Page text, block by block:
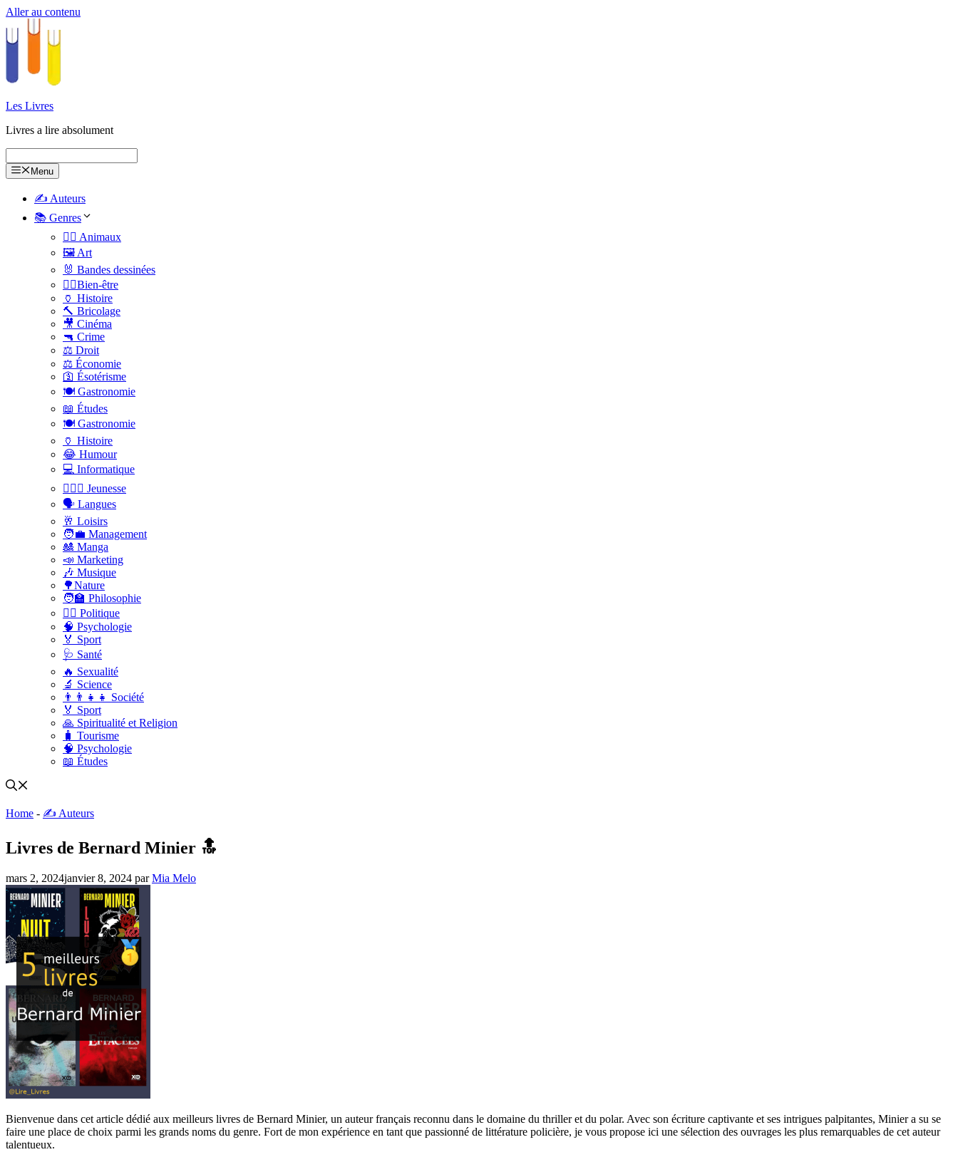
Aller au contenu
Les Livres
Livres a lire absolument
Menu
✍️ Auteurs
📚 Genres
🐕‍🦺 Animaux
🖼️ Art
🐰 Bandes dessinées
🧑‍⚕️Bien-être
🏺 Histoire
🔨 Bricolage
🎥 Cinéma
🔫 Crime
⚖️ Droit
⚖️ Économie
🛐 Ésotérisme
🍽️ Gastronomie
📖 Études
🍽️ Gastronomie
🏺 Histoire
😂 Humour
💻 Informatique
🤸🏽‍♀️ Jeunesse
🗣 Langues
🥂 Loisirs
🧑‍💼 Management
🎎 Manga
📣 Marketing
🎶 Musique
🌳Nature
🧑‍🏫 Philosophie
👨‍⚖️ Politique
🧠 Psychologie
🏅 Sport
🩺 Santé
🔥 Sexualité
🔬 Science
👨‍👨‍👧‍👧 Société
🏅 Sport
🙏 Spiritualité et Religion
🧳 Tourisme
🧠 Psychologie
📖 Études
Home - ✍️ Auteurs
Livres de Bernard Minier 🔝
mars 2, 2024janvier 8, 2024 parMia Melo
Bienvenue dans cet article dédié aux meilleurs livres de Bernard Minier, un auteur français reconnu dans le domaine du thriller et du polar. Avec son écriture captivante et ses intrigues palpitantes, Minier a su se
faire une place de choix parmi les grands noms du genre. Fort de mon expérience en tant que passionné de littérature policière, je vous propose ici une sélection des ouvrages les plus remarquables de cet auteur
talentueux.